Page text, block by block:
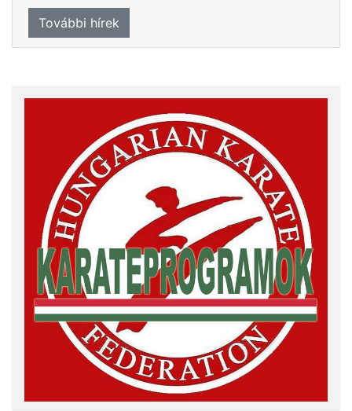
További hírek